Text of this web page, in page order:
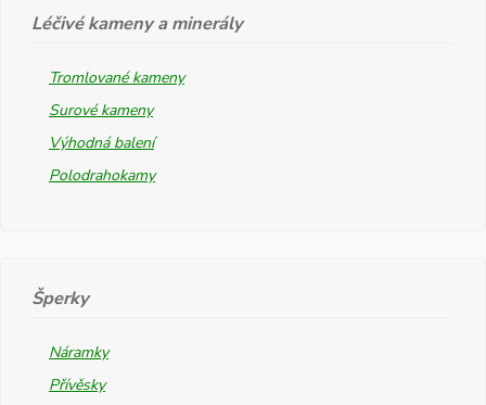
Léčivé kameny a minerály
Tromlované kameny
Surové kameny
Výhodná balení
Polodrahokamy
Šperky
Náramky
Přívěsky